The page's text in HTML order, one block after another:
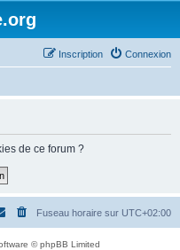
Connexion
Inscription
de ce forum ?
Fuseau horaire sur UTC+02:00
© phpBB Limited